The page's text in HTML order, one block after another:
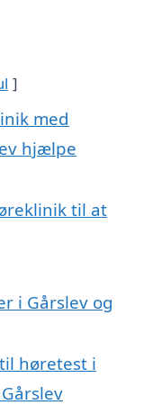
med
hjælpe
til at
i Gårslev og
høretest i